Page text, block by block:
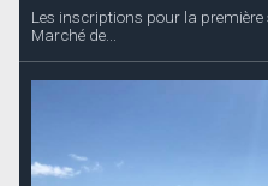
Les inscriptions pour la première
Marché de...